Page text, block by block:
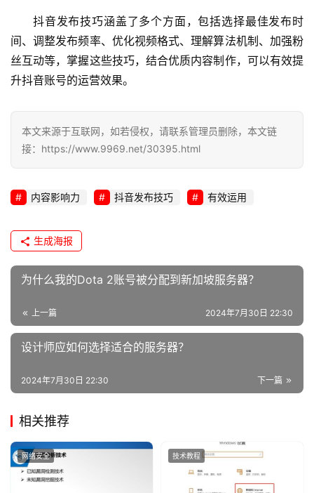
运
维
抖音发布技巧涵盖了多个方面，包括选择最佳发布时
间、调整发布频率、优化视频格式、理解算法机制、加强粉
丝互动等，掌握这些技巧，结合优质内容制作，可以有效提
升抖音账号的运营效果。
本文来源于互联网，如若侵权，请联系管理员删除，本文链
接：https://www.9969.net/30395.html
内容影响力 抖音发布技巧 有效运用
生成海报
为什么我的Dota 2账号被分配到新加坡服务器？
上一篇 2024年7月30日 22:30
设计师应如何选择适合的服务器？
下一篇
2024年7月30日 22:30
相关推荐
网络安全 技术教程